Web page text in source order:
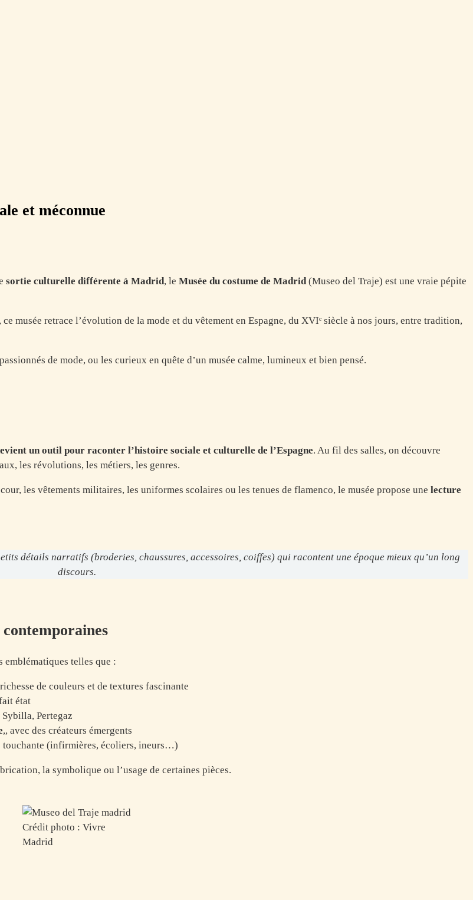
et méconnue
sortie culturelle différente à Madrid, le Musée du costume de Madrid(Museo del Traje) est une vraie pépite
musée retrace l’évolution de la mode et du vêtement en Espagne, du XVIᵉ siècle à nos jours, entre tradition,
de mode, ou les curieux en quête d’un musée calme, lumineux et bien pensé.
un outil pour raconter l’histoire sociale et culturelle de l’Espagne. Au fil des salles, on découvre
les révolutions, les métiers, les genres.
les vêtements militaires, les uniformes scolaires ou les tenues de flamenco, le musée propose une lecture
détails narratifs (broderies, chaussures, accessoires, coiffes) qui racontent une époque mieux qu’un long
discours.
emblématiques telles que :
de couleurs et de textures fascinante
état
Pertegaz
,, avec des créateurs émergents
touchante (infirmières, écoliers, ineurs…)
la symbolique ou l’usage de certaines pièces.
Crédit photo : Vivre
Madrid